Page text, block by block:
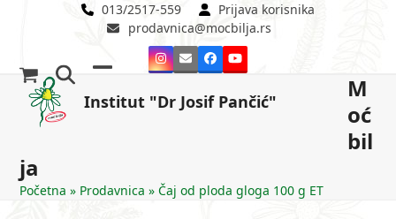
013/2517-559
Prijava korisnika
prodavnica@mocbilja.rs
Instagram
EmailFacebookYouTube
Institut "Dr Josif Pančić"
mobile
mobile
M
oć
bil
ja
Početna » Prodavnica »Čaj od ploda gloga 100 g ET